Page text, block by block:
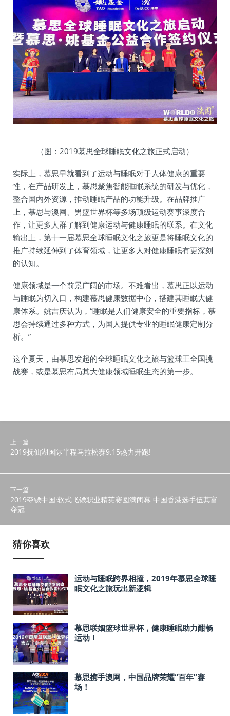
（图：2019慕思全球睡眠文化之旅正式启动）
实际上，慕思早就看到了运动与睡眠对于人体健康的重要
性，在产品研发上，慕思聚焦智能睡眠系统的研发与优化，
整合国内外资源，推动睡眠产品的功能升级。在品牌推广
上，慕思与澳网、男篮世界杯等多场顶级运动赛事深度合
作，让更多人群了解到健康运动与健康睡眠的联系。在文化
输出上，第十一届慕思全球睡眠文化之旅更是将睡眠文化的
推广持续延伸到了体育领域，让更多人对健康睡眠有更深刻
的认知。
健康领域是一个前景广阔的市场。不难看出，慕思正以运动
与睡眠为切入口，构建慕思健康数据中心，搭建其睡眠大健
康体系。姚吉庆认为，“睡眠是人们健康安全的重要指标，慕
思会持续通过多种方式，为国人提供专业的睡眠健康定制分
析。”
这个夏天，由慕思发起的全球睡眠文化之旅与篮球王全国挑
战赛，或是慕思布局其大健康领域睡眠生态的第一步。
上一篇
2019抚仙湖国际半程马拉松赛9.15热力开跑!
下一篇
2019夺镖中国·软式飞镖职业精英赛圆满闭幕 中国香港选手伍其富
夺冠
猜你喜欢
运动与睡眠跨界相撞，2019年慕思全球睡
眠文化之旅玩出新逻辑
慕思联姻篮球世界杯，健康睡眠助力酣畅
运动！
慕思携手澳网，中国品牌荣耀“百年”赛
场！